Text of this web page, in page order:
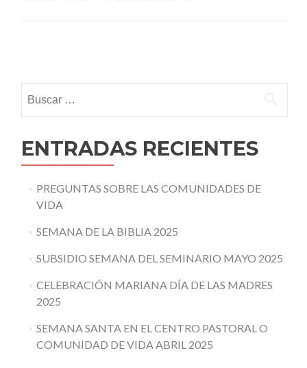
navigation
ENTRADAS RECIENTES
PREGUNTAS SOBRE LAS COMUNIDADES DE
VIDA
SEMANA DE LA BIBLIA 2025
SUBSIDIO SEMANA DEL SEMINARIO MAYO 2025
CELEBRACIÓN MARIANA DÍA DE LAS MADRES
2025
SEMANA SANTA EN EL CENTRO PASTORAL O
COMUNIDAD DE VIDA ABRIL 2025